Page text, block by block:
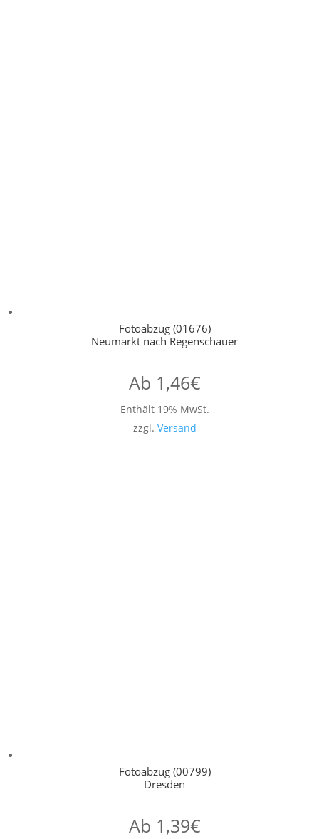
Fotoabzug (01676)
Neumarkt nach Regenschauer
Ab 1,46€
Enthält 19% MwSt.
zzgl. Versand
Fotoabzug (00799)
Dresden
Ab 1,39€